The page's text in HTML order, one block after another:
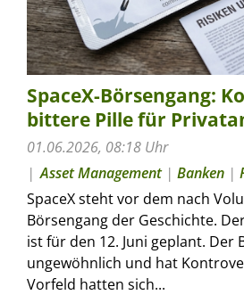
SpaceX-Börsengang:
bittere Pille für
01.06.2026, 08:18 Uhr
Asset Management| Banken |
SpaceX steht vor dem nach
Börsengang der Geschichte.
ist für den 12. Juni geplant. Der
ungewöhnlich und hat
Vorfeld hatten sich...